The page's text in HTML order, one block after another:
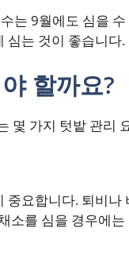
는 9월에도 심을
심는 것이 좋습니다.
할까요?
몇 가지 텃밭 관리
요합니다. 퇴비
소를 심을 경우에